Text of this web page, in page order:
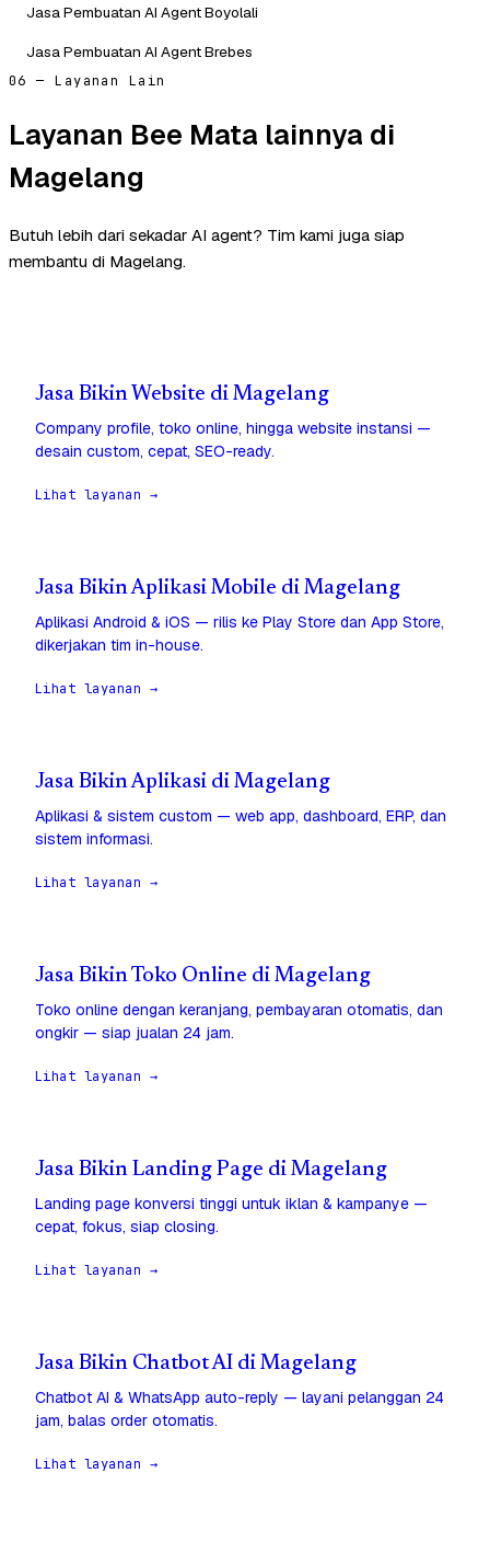
Jasa Pembuatan AI Agent Boyolali
Jasa Pembuatan AI Agent Brebes
06 — Layanan Lain
Layanan Bee Mata lainnya di
Magelang
Butuh lebih dari sekadar AI agent? Tim kami juga siap
membantu di Magelang.
Jasa Bikin Website di Magelang
Company profile, toko online, hingga website instansi —
desain custom, cepat, SEO-ready.
Lihat layanan →
Jasa Bikin Aplikasi Mobile di Magelang
Aplikasi Android & iOS — rilis ke Play Store dan App Store,
dikerjakan tim in-house.
Lihat layanan →
Jasa Bikin Aplikasi di Magelang
Aplikasi & sistem custom — web app, dashboard, ERP, dan
sistem informasi.
Lihat layanan →
Jasa Bikin Toko Online di Magelang
Toko online dengan keranjang, pembayaran otomatis, dan
ongkir — siap jualan 24 jam.
Lihat layanan →
Jasa Bikin Landing Page di Magelang
Landing page konversi tinggi untuk iklan & kampanye —
cepat, fokus, siap closing.
Lihat layanan →
Jasa Bikin Chatbot AI di Magelang
Chatbot AI & WhatsApp auto-reply — layani pelanggan 24
jam, balas order otomatis.
Lihat layanan →